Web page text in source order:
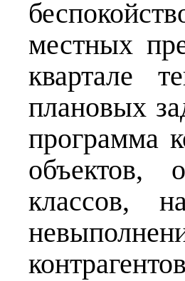
местных
квартале
плановых
программа
объектов,
классов,